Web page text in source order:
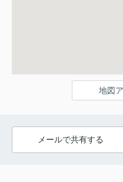
地図
メールで共有する